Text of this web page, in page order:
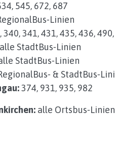
545, 672, 687
340, 341, 431, 435, 436,
alle StadtBus‑Linien
StadtBus‑Linien
&
374, 931, 935, 982
alle Ortsbus‑Linien